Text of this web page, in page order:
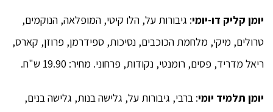
יומן קליק דו-יומי: גיבורות על, הלו קיטי, המופלאה, הנוקמים,
טרולים, מיקי, מלחמת הכוכבים, נסיכות, ספידרמן, פרוזן, קארס,
ריאל מדריד, פסים, רומנטי, נקודות, פרחוני. מחיר: 19.90 ש"ח.
יומן תלמיד יומי: ברבי, גיבורות על, גלישה בנות, גלישה בנים,